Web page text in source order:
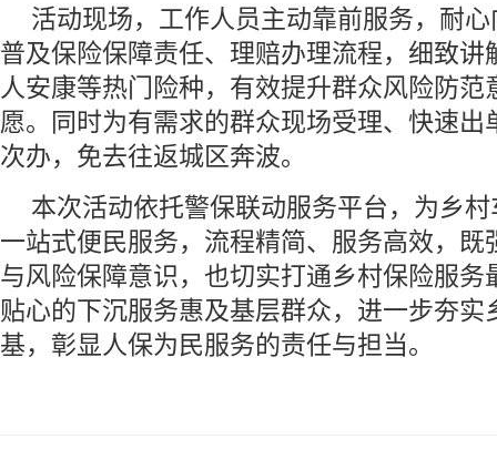
活动现场，工作人员主动靠前服务，耐
普及保险保障责任、理赔办理流程，细致讲
人安康等热门险种，有效提升群众风险防范
愿。同时为有需求的群众现场受理、快速出
次办，免去往返城区奔波。
本次活动依托警保联动服务平台，为乡
一站式便民服务，流程精简、服务高效，既
与风险保障意识，也切实打通乡村保险服务
贴心的下沉服务惠及基层群众，进一步夯实
基，彰显人保为民服务的责任与担当。